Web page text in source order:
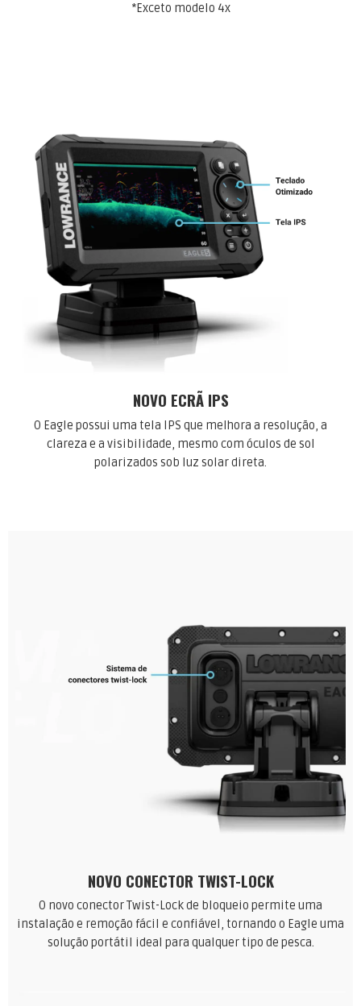
*Exceto modelo 4x
NOVO ECRÃ IPS
O Eagle possui uma tela IPS que melhora a resolução, a
clareza e a visibilidade, mesmo com óculos de sol
polarizados sob luz solar direta.
NOVO CONECTOR TWIST-LOCK
O novo conector Twist-Lock de bloqueio permite uma
instalação e remoção fácil e confiável, tornando o Eagle uma
solução portátil ideal para qualquer tipo de pesca.